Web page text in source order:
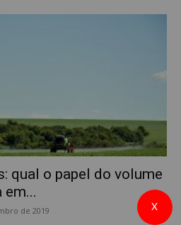
qual o papel do volume
em...
de 2019 X